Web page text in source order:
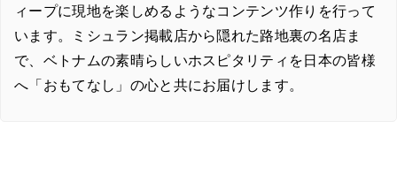
ィープに現地を楽しめるようなコンテンツ作りを行って
います。ミシュラン掲載店から隠れた路地裏の名店ま
で、ベトナムの素晴らしいホスピタリティを日本の皆様
へ「おもてなし」の心と共にお届けします。